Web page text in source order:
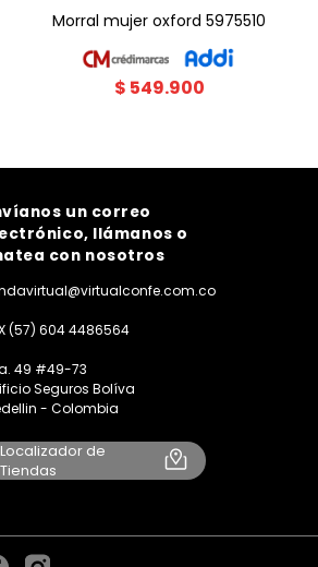
morral mujer oxford 5975510
$ 549.900
un correo
llámanos o
con nosotros
(57) 604 4486564
49 #49-73
Seguros Bolíva
- Colombia
Localizador de
Tiendas